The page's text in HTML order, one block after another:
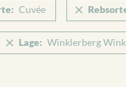
Cuvée
Lage: Winklerberg